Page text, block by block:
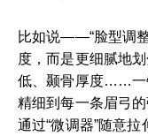
比如说——“脸型调
度，而是更细腻地
低、颞骨厚度……一
精细到每一条眉弓
通过“微调器”随意拉